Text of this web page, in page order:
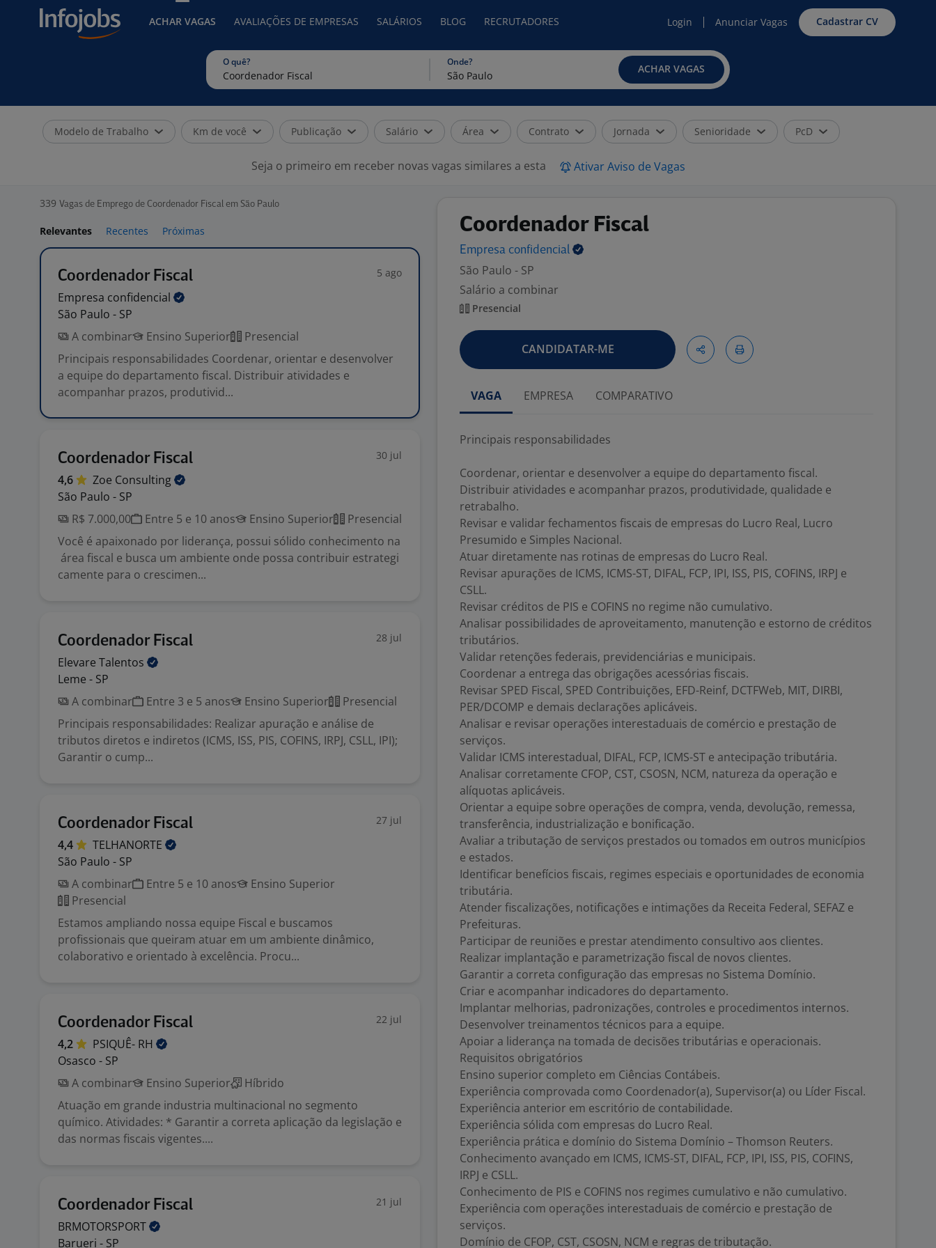
ACHAR VAGAS AVALIAÇÕES DE EMPRESAS SALÁRIOS BLOG RECRUTADORES Login Anunciar Vagas Cadastrar CV
O quê? Onde?
ACHAR VAGAS
Modelo de Trabalho Km de você Publicação Salário Área Contrato Jornada Senioridade PcD
Seja o primeiro em receber novas vagas similares a esta Ativar Aviso de Vagas
339 Vagas de Emprego de Coordenador Fiscal em São Paulo
Relevantes Recentes Próximas
Coordenador Fiscal 5 ago
Empresa confidencial
São Paulo - SP
A combinar
Ensino Superior
Presencial
Principais responsabilidades Coordenar, orientar e desenvolver
a equipe do departamento fiscal. Distribuir atividades e
acompanhar prazos, produtivid...
Coordenador Fiscal 30 jul
4,6 Zoe Consulting
São Paulo - SP
R$ 7.000,00
Entre 5 e 10 anos Ensino Superior
Presencial
Você é apaixonado por liderança, possui sólido conhecimento na
área fiscal e busca um ambiente onde possa contribuir estrategi
camente para o crescimen...
Coordenador Fiscal 28 jul
Elevare Talentos
Leme - SP
A combinar
Entre 3 e 5 anos Ensino Superior
Presencial
Principais responsabilidades: Realizar apuração e análise de
tributos diretos e indiretos (ICMS, ISS, PIS, COFINS, IRPJ, CSLL, IPI);
Garantir o cump...
Coordenador Fiscal 27 jul
4,4
TELHANORTE
São Paulo - SP
A combinar
Entre 5 e 10 anos
Ensino Superior
Presencial
Estamos ampliando nossa equipe Fiscal e buscamos
profissionais que queiram atuar em um ambiente dinâmico,
colaborativo e orientado à excelência. Procu...
Coordenador Fiscal 22 jul
4,2 PSIQUÊ- RH
Osasco - SP
A combinar
Ensino Superior
Híbrido
Atuação em grande industria multinacional no segmento
químico. Atividades: * Garantir a correta aplicação da legislação e
das normas fiscais vigentes....
Coordenador Fiscal 21 jul
BRMOTORSPORT
Barueri - SP
Coordenador Fiscal
Empresa confidencial
São Paulo - SP
Salário a combinar
Presencial
CANDIDATAR-ME
VAGA EMPRESA COMPARATIVO
Principais responsabilidades
Coordenar, orientar e desenvolver a equipe do departamento fiscal.
Distribuir atividades e acompanhar prazos, produtividade, qualidade e
retrabalho.
Revisar e validar fechamentos fiscais de empresas do Lucro Real, Lucro
Presumido e Simples Nacional.
Atuar diretamente nas rotinas de empresas do Lucro Real.
Revisar apurações de ICMS, ICMS-ST, DIFAL, FCP, IPI, ISS, PIS, COFINS, IRPJ e
CSLL.
Revisar créditos de PIS e COFINS no regime não cumulativo.
Analisar possibilidades de aproveitamento, manutenção e estorno de créditos
tributários.
Validar retenções federais, previdenciárias e municipais.
Coordenar a entrega das obrigações acessórias fiscais.
Revisar SPED Fiscal, SPED Contribuições, EFD-Reinf, DCTFWeb, MIT, DIRBI,
PER/DCOMP e demais declarações aplicáveis.
Analisar e revisar operações interestaduais de comércio e prestação de
serviços.
Validar ICMS interestadual, DIFAL, FCP, ICMS-ST e antecipação tributária.
Analisar corretamente CFOP, CST, CSOSN, NCM, natureza da operação e
alíquotas aplicáveis.
Orientar a equipe sobre operações de compra, venda, devolução, remessa,
transferência, industrialização e bonificação.
Avaliar a tributação de serviços prestados ou tomados em outros municípios
e estados.
Identificar benefícios fiscais, regimes especiais e oportunidades de economia
tributária.
Atender fiscalizações, notificações e intimações da Receita Federal, SEFAZ e
Prefeituras.
Participar de reuniões e prestar atendimento consultivo aos clientes.
Realizar implantação e parametrização fiscal de novos clientes.
Garantir a correta configuração das empresas no Sistema Domínio.
Criar e acompanhar indicadores do departamento.
Implantar melhorias, padronizações, controles e procedimentos internos.
Desenvolver treinamentos técnicos para a equipe.
Apoiar a liderança na tomada de decisões tributárias e operacionais.
Requisitos obrigatórios
Ensino superior completo em Ciências Contábeis.
Experiência comprovada como Coordenador(a), Supervisor(a) ou Líder Fiscal.
Experiência anterior em escritório de contabilidade.
Experiência sólida com empresas do Lucro Real.
Experiência prática e domínio do Sistema Domínio – Thomson Reuters.
Conhecimento avançado em ICMS, ICMS-ST, DIFAL, FCP, IPI, ISS, PIS, COFINS,
IRPJ e CSLL.
Conhecimento de PIS e COFINS nos regimes cumulativo e não cumulativo.
Experiência com operações interestaduais de comércio e prestação de
serviços.
Domínio de CFOP, CST, CSOSN, NCM e regras de tributação.